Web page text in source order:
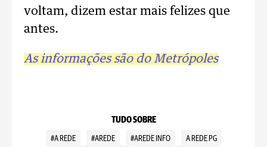
voltam, dizem estar mais felizes que
antes.
As informações são do Metrópoles
TUDO SOBRE
#A REDE #AREDE #AREDE INFO
A REDE PG